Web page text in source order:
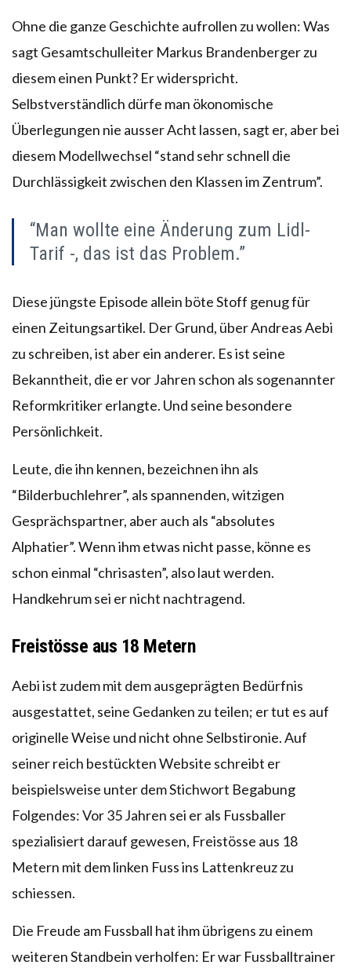
Ohne die ganze Geschichte aufrollen zu wollen: Was
sagt Gesamtschulleiter Markus Brandenberger zu
diesem einen Punkt? Er widerspricht.
Selbstverständlich dürfe man ökonomische
Überlegungen nie ausser Acht lassen, sagt er, aber bei
diesem Modellwechsel “stand sehr schnell die
Durchlässigkeit zwischen den Klassen im Zentrum”.
“Man wollte eine Änderung zum Lidl-
Tarif -, das ist das Problem.”
Diese jüngste Episode allein böte Stoff genug für
einen Zeitungsartikel. Der Grund, über Andreas Aebi
zu schreiben, ist aber ein anderer. Es ist seine
Bekanntheit, die er vor Jahren schon als sogenannter
Reformkritiker erlangte. Und seine besondere
Persönlichkeit.
Leute, die ihn kennen, bezeichnen ihn als
“Bilderbuchlehrer”, als spannenden, witzigen
Gesprächspartner, aber auch als “absolutes
Alphatier”. Wenn ihm etwas nicht passe, könne es
schon einmal “chrisasten”, also laut werden.
Handkehrum sei er nicht nachtragend.
Freistösse aus 18 Metern
Aebi ist zudem mit dem ausgeprägten Bedürfnis
ausgestattet, seine Gedanken zu teilen; er tut es auf
originelle Weise und nicht ohne Selbstironie. Auf
seiner reich bestückten Website schreibt er
beispielsweise unter dem Stichwort Begabung
Folgendes: Vor 35 Jahren sei er als Fussballer
spezialisiert darauf gewesen, Freistösse aus 18
Metern mit dem linken Fuss ins Lattenkreuz zu
schiessen.
Die Freude am Fussball hat ihm übrigens zu einem
weiteren Standbein verholfen: Er war Fussballtrainer